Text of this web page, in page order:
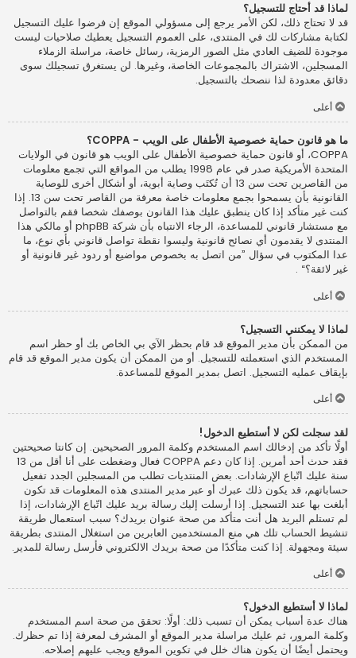
لماذا قد أحتاج للتسجيل؟
قد لا تحتاج ذلك، لكن الأمر يرجع إلى مسؤولي الموقع إن فرضوا عليك التسجيل
لكتابة مشاركات لك في المنتدى، على العموم التسجيل يعطيك صلاحيات ليست
موجودة للضيف العادي مثل الصور الرمزية، رسائل خاصة، مراسلة الزملاء
المسجلين، الاشتراك بالمجموعات الخاصة، وغيرها. لن يستغرق تسجيلك سوى
دقائق معدودة لذا ننصحك بالتسجيل.
أعلى
ما هو قانون حماية خصوصية الأطفال على الويب - COPPA؟
COPPA، أو قانون حماية خصوصية الأطفال على الويب هو قانون في الولايات
المتحدة الأمريكية صدر في عام 1998 يطلب من المواقع التي تجمع معلومات
من القاصرين تحت سن 13 أن تُكتَب وصاية أبوية، أو أشكال أخرى للوصاية
القانونية بأن يسمحوا بجمع معلومات خاصة معرفة من القاصر تحت سن 13. إذا
كنت غير متأكد إذا كان ينطبق عليك هذا القانون بوصفك شخصا فقم بالتواصل
مع مستشار قانوني للمساعدة، الرجاء الانتباه بأن شركة phpBB أو مالكي هذا
المنتدى لا يقدمون أي نصائح قانونية وليسوا نقطة تواصل قانوني بأي نوع، ما
عدا المكتوب في سؤال ”من اتصل به بخصوص مواضيع أو ردود غير قانونية أو
غير لائقة؟“ .
أعلى
لماذا لا يمكنني التسجيل؟
من الممكن بأن مدير الموقع قد قام بحظر الآي بي الخاص بك أو حظر اسم
المستخدم الذي استعملته للتسجيل. أو من الممكن أن يكون مدير الموقع قد قام
بإيقاف عمليه التسجيل. اتصل بمدير الموقع للمساعدة.
أعلى
لقد سجلت لكن لا أستطيع الدخول!
أولًا تأكد من إدخالك اسم المستخدم وكلمة المرور الصحيحين. إن كانتا صحيحتين
فقد حدث أحد أمرين. إذا كان دعم COPPA فعال وضغطت على أنا أقل من 13
سنة عليك اتّباع الإرشادات. بعض المنتديات تطلب من المسجلين الجدد تفعيل
حساباتهم، قد يكون ذلك عبرك أو عبر مدير المنتدى هذه المعلومات قد تكون
أبلغت بها عند التسجيل. إذا أرسلت إليك رسالة بريد عليك اتّباع الإرشادات، إذا
لم تستلم البريد هل أنت متأكد من صحة عنوان بريدك؟ سبب استعمال طريقة
تنشيط الحساب تلك هي منع المستخدمين العابرين من استغلال المنتدى بطريقة
سيئة ومجهولة. إذا كنت متأكدًا من صحة بريدك الالكتروني فأرسل رسالة للمدير.
أعلى
لماذا لا أستطيع الدخول؟
هناك عدة أسباب يمكن أن تسبب ذلك: أولًا: تحقق من صحة اسم المستخدم
وكلمة المرور، ثم عليك مراسلة مدير الموقع أو المشرف لمعرفة إذا تم حظرك.
ويحتمل أيضًا أن يكون هناك خلل في تكوين الموقع ويجب عليهم إصلاحه.